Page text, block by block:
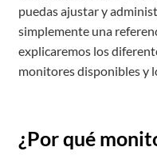
puedas ajustar y
simplemente una
explicaremos los
monitores disponibles y
¿Por qué